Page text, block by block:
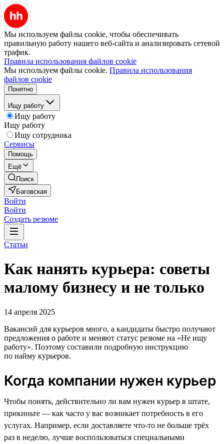
Мы используем файлы cookie, чтобы обеспечивать
правильную работу нашего веб-сайта и анализировать сетевой
трафик.
Правила использования файлов cookie
Мы используем файлы cookie. Правила использования
файлов cookie
Понятно
Ищу работу
Ищу работу
Ищу работу
Ищу сотрудника
Сервисы
Помощь
Ещё
Поиск
Баговская
Войти
Войти
Создать резюме
Статьи
Как нанять курьера: советы
малому бизнесу и не только
14 апреля 2025
Вакансий для курьеров много, а кандидаты быстро получают
предложения о работе и меняют статус резюме на «Не ищу
работу». Поэтому составили подробную инструкцию
по найму курьеров.
Когда компании нужен курьер
Чтобы понять, действительно ли вам нужен курьер в штате,
прикиньте — как часто у вас возникает потребность в его
услугах. Например, если доставляете что-то не больше трёх
раз в неделю, лучше воспользоваться специальными